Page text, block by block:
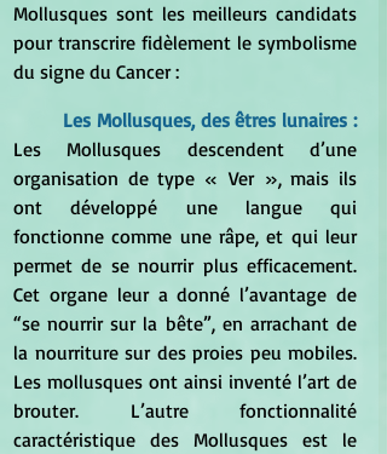
Mollusques sont les meilleurs candidats
pour transcrire fidèlement le symbolisme
du signe du Cancer :
	Les Mollusques, des êtres lunaires :
Les Mollusques descendent d’une
organisation de type « Ver », mais ils
ont développé une langue qui
fonctionne comme une râpe, et qui leur
permet de se nourrir plus efficacement.
Cet organe leur a donné l’avantage de
“se nourrir sur la bête”, en arrachant de
la nourriture sur des proies peu mobiles.
Les mollusques ont ainsi inventé l’art de
brouter. L’autre fonctionnalité
caractéristique des Mollusques est le